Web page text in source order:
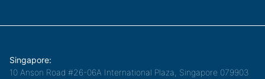
Singapore:
10 Anson Road #26-06A International Plaza, Singapore 079903